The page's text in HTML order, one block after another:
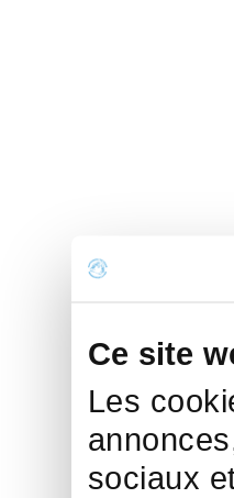
Ce site
Les
sociaux